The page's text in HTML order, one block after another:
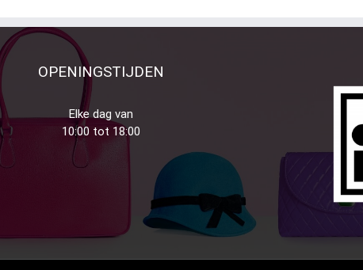
OPENINGSTIJDEN
Elke dag van
10:00 tot 18:00